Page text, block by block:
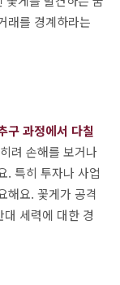
래를 경계하라는
구 과정에서 다칠
려 손해를 보거나
. 특히 투자나 사업
해요. 꽃게가 공격
세력에 대한 경